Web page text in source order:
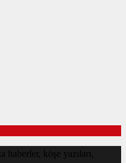
haberler, köşe yazıları,